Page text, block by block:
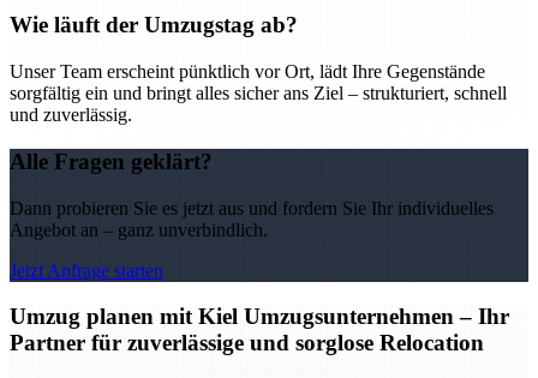
Wie läuft der Umzugstag ab?
Unser Team erscheint pünktlich vor Ort, lädt Ihre Gegenstände
sorgfältig ein und bringt alles sicher ans Ziel – strukturiert, schnell
und zuverlässig.
Alle Fragen geklärt?
Dann probieren Sie es jetzt aus und fordern Sie Ihr individuelles
Angebot an – ganz unverbindlich.
Jetzt Anfrage starten
Umzug planen mit Kiel Umzugsunternehmen – Ihr
Partner für zuverlässige und sorglose Relocation